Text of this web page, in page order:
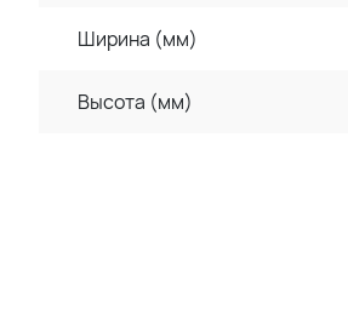
Ширина (мм)
Высота (мм)